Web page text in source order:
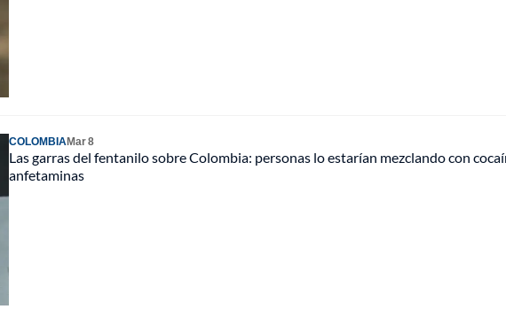
COLOMBIAMar 8
Las garras del fentanilo sobre Colombia: personas lo estarían mezclando con
anfetaminas